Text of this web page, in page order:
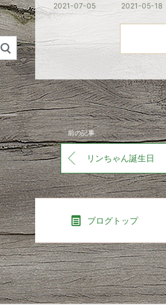
2021-07-05
2021-05-18
前の記事
リンちゃん誕生日
ブログトップ